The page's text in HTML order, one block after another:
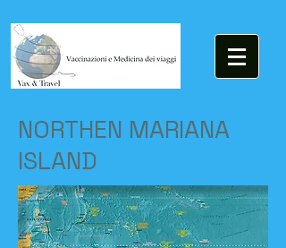
NORTHEN MARIANA
ISLAND